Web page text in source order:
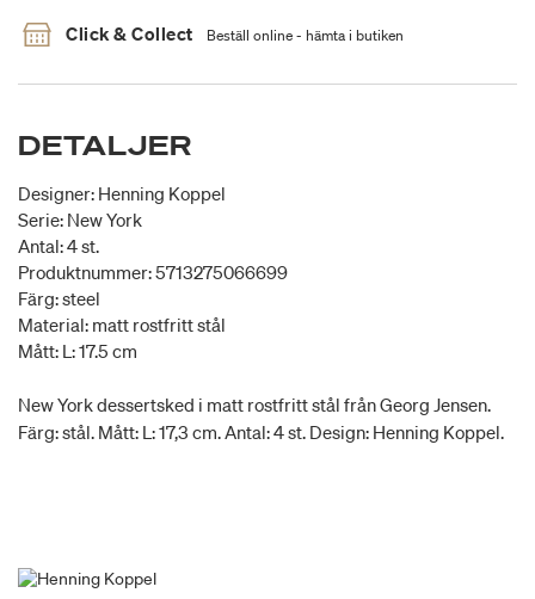
Click & Collect Beställ online - hämta i butiken
DETALJER
Designer: Henning Koppel
Serie: New York
Antal: 4 st.
Produktnummer: 5713275066699
Färg: steel
Material: matt rostfritt stål
Mått: L: 17.5 cm
New York dessertsked i matt rostfritt stål från Georg Jensen.
Färg: stål. Mått: L: 17,3 cm. Antal: 4 st. Design: Henning Koppel.